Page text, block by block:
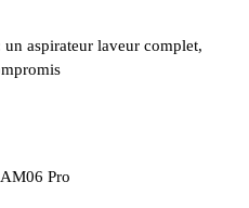
aspirateur laveur complet,
Pro